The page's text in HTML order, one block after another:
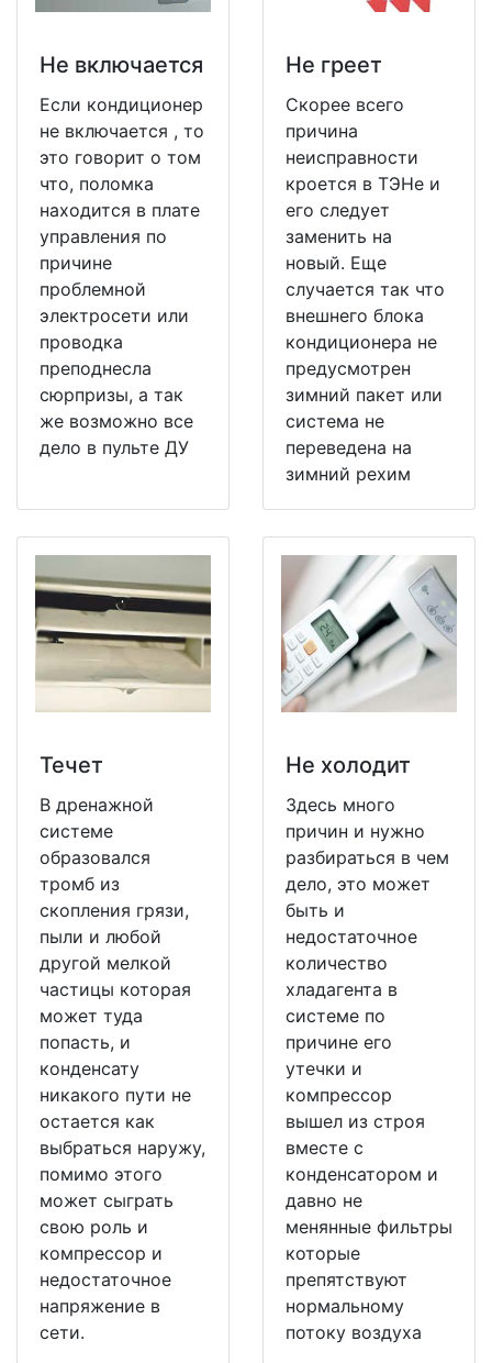
Не включается
Если кондиционер
не включается , то
это говорит о том
что, поломка
находится в плате
управления по
причине
проблемной
электросети или
проводка
преподнесла
сюрпризы, а так
же возможно все
дело в пульте ДУ
Не греет
Скорее всего
причина
неисправности
кроется в ТЭНе и
его следует
заменить на
новый. Еще
случается так что
внешнего блока
кондиционера не
предусмотрен
зимний пакет или
система не
переведена на
зимний рехим
Течет
В дренажной
системе
образовался
тромб из
скопления грязи,
пыли и любой
другой мелкой
частицы которая
может туда
попасть, и
конденсату
никакого пути не
остается как
выбраться наружу,
помимо этого
может сыграть
свою роль и
компрессор и
недостаточное
напряжение в
сети.
Не холодит
Здесь много
причин и нужно
разбираться в чем
дело, это может
быть и
недостаточное
количество
хладагента в
системе по
причине его
утечки и
компрессор
вышел из строя
вместе с
конденсатором и
давно не
менянные фильтры
которые
препятствуют
нормальному
потоку воздуха